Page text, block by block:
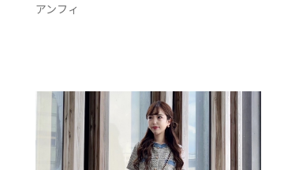
アンフィ